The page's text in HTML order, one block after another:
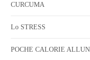
CURCUMA
Lo STRESS
POCHE CALORIE